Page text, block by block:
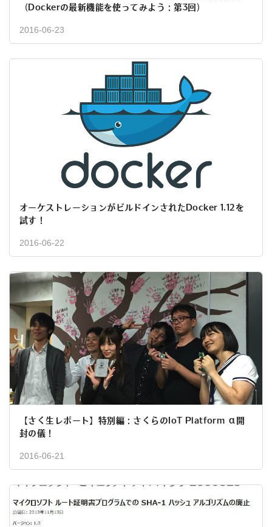
（Dockerの最新機能を使ってみよう：第3回）
2016-06-23
オーケストレーションがビルドインされたDocker 1.12を
試す！
2016-06-22
【さく生レポート】特別編：さくらのIoT Platform α開
封の儀！
2016-06-21